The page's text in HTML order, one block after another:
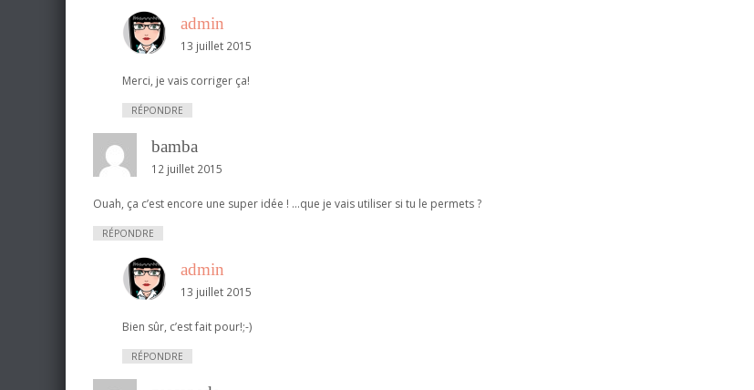
admin
13 juillet 2015
Merci, je vais corriger ça!
RÉPONDRE
bamba
12 juillet 2015
Ouah, ça c’est encore une super idée ! …que je vais utiliser si tu le permets ?
RÉPONDRE
admin
13 juillet 2015
Bien sûr, c’est fait pour!;-)
RÉPONDRE